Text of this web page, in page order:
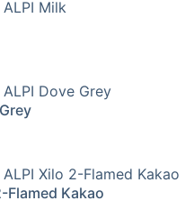
Flamed Kakao